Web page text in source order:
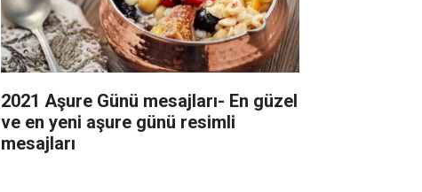
2021 Aşure Günü mesajları- En güzel
ve en yeni aşure günü resimli
mesajları